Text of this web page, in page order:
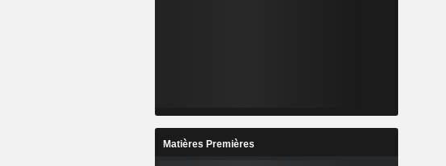
Matières Premières